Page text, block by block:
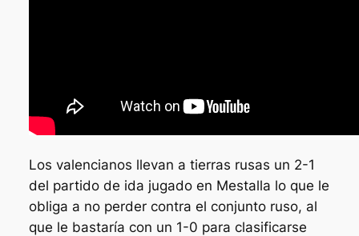
Los valencianos llevan a tierras rusas un 2-1
del partido de ida jugado en Mestalla lo que le
obliga a no perder contra el conjunto ruso, al
que le bastaría con un 1-0 para clasificarse